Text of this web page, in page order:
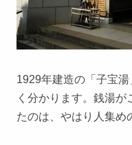
1929年建造の「子宝
く分かります。銭湯が
たのは、やはり人集め